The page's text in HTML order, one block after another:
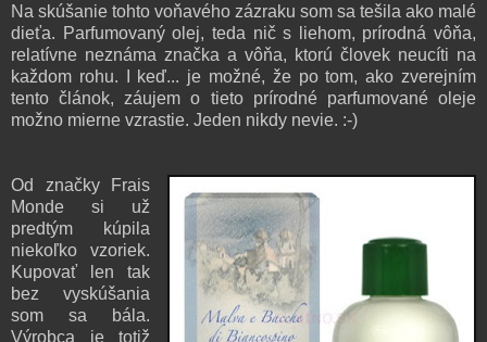
Na skúšanie tohto voňavého zázraku som sa tešila ako malé
dieťa. Parfumovaný olej, teda nič s liehom, prírodná vôňa,
relatívne neznáma značka a vôňa, ktorú človek neucíti na
každom rohu. I keď... je možné, že po tom, ako zverejním
tento článok, záujem o tieto prírodné parfumované oleje
možno mierne vzrastie. Jeden nikdy nevie. :-)
Od značky Frais
Monde si už
predtým kúpila
niekoľko vzoriek.
Kupovať len tak
bez vyskúšania
som sa bála.
Výrobca je totiž